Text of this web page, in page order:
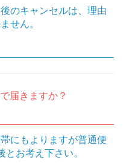
のキャンセルは、理由
せん。
届きますか？
にもよりますが普通便
お考え下さい。